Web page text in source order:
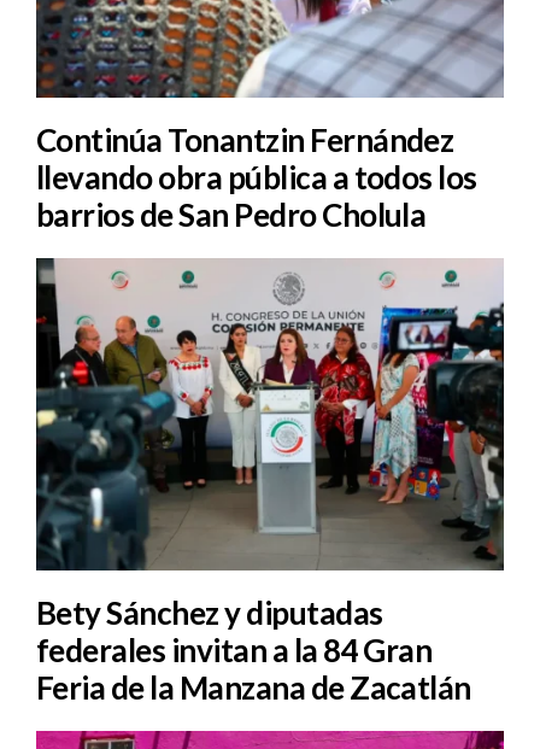
Continúa Tonantzin Fernández
llevando obra pública a todos los
barrios de San Pedro Cholula
Bety Sánchez y diputadas
federales invitan a la 84 Gran
Feria de la Manzana de Zacatlán